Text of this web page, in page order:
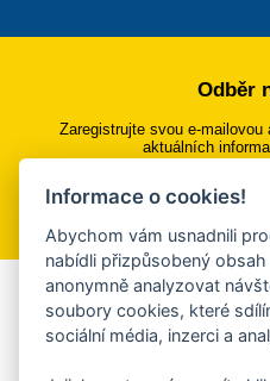
Odběr
Zaregistrujte svou e-mailovou
aktuálních
Přihlásit
Aplikace
Chcete dostávat do svého
Informace o cookies!
Abychom vám usnadnili
nabídli přizpůsobený
anonymně analyzovat
soubory cookies, které
sociální média, inzerci a